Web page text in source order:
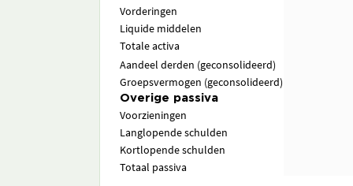
Vorderingen
Liquide middelen
Totale activa
Aandeel derden (geconsolideerd)
Groepsvermogen (geconsolideerd)
Overige passiva
Voorzieningen
Langlopende schulden
Kortlopende schulden
Totaal passiva